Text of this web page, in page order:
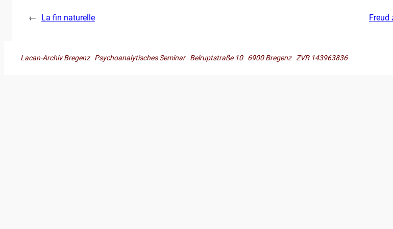
← La fin naturelle Freud
Lacan-Archiv Bregenz Psychoanalytisches Seminar Belruptstraße 10 6900 Bregenz ZVR 143963836